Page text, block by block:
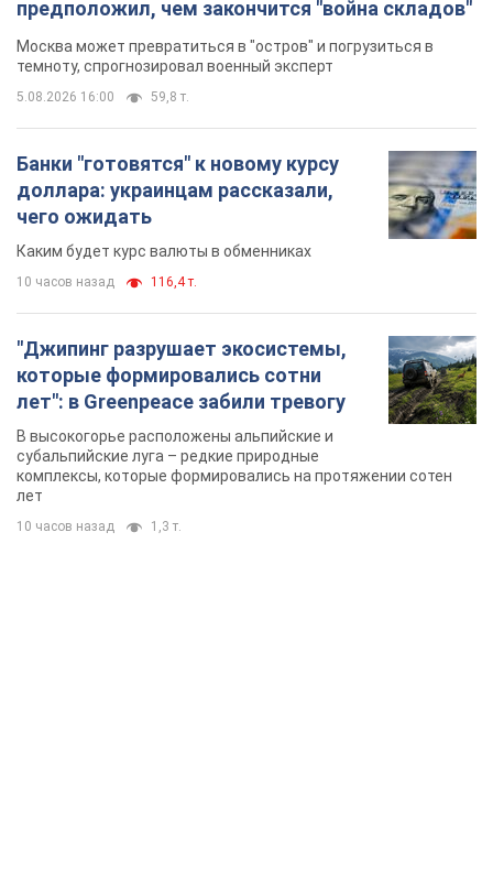
предположил, чем закончится "война складов"
Москва может превратиться в "остров" и погрузиться в
темноту, спрогнозировал военный эксперт
5.08.2026 16:00 59,8 т.
Банки "готовятся" к новому курсу
доллара: украинцам рассказали,
чего ожидать
Каким будет курс валюты в обменниках
10 часов назад 116,4 т.
"Джипинг разрушает экосистемы,
которые формировались сотни
лет": в Greenpeace забили тревогу
В высокогорье расположены альпийские и
субальпийские луга – редкие природные
комплексы, которые формировались на протяжении сотен
лет
10 часов назад 1,3 т.